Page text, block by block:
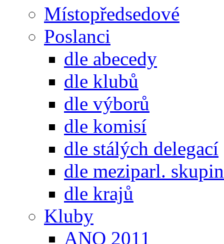
Místopředsedové
Poslanci
dle abecedy
dle klubů
dle výborů
dle komisí
dle stálých delegací
dle meziparl. skupin
dle krajů
Kluby
ANO 2011